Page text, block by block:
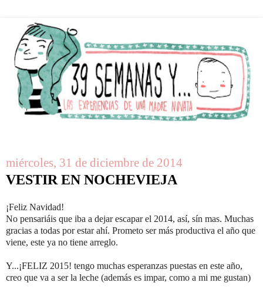
miércoles, 31 de diciembre de 2014
VESTIR EN NOCHEVIEJA
¡Feliz Navidad!
No pensariáis que iba a dejar escapar el 2014, así, sín mas. Muchas
gracias a todas por estar ahí. Prometo ser más productiva el año que
viene, este ya no tiene arreglo.
Y...¡FELIZ 2015! tengo muchas esperanzas puestas en este año,
creo que va a ser la leche (además es impar, como a mi me gustan)